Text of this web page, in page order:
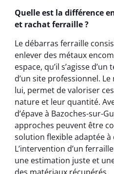
Quelle est la différence
et rachat ferraille ?
Le débarras ferraille
enlever des métaux
espace, qu’il s’agisse
d’un site professionnel.
lui, permet de valoriser
nature et leur quantité.
d’épave à Bazoches-sur-
approches peuvent être
solution flexible adaptée
L’intervention d’un
une estimation juste et
des matériaux récupérés.